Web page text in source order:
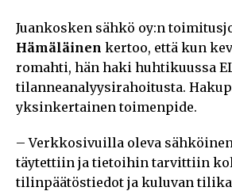
Juankosken sähkö oy:n
Hämäläinen kertoo, että kun
romahti, hän haki huhtikuussa
tilanneanalyysirahoitusta.
yksinkertainen toimenpide.
– Verkkosivuilla oleva
täytettiin ja tietoihin tarvittiin
tilinpäätöstiedot ja kuluvan